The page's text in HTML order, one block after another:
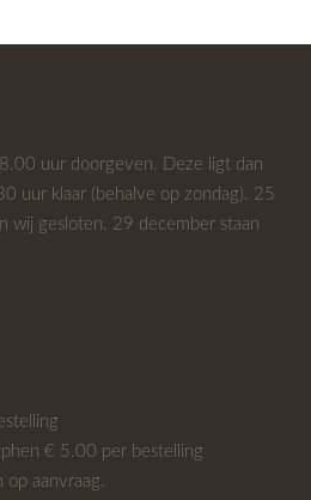
uur doorgeven. Deze ligt dan
uur klaar (behalve op zondag). 25
wij gesloten. 29 december staan
€ 5.00 per bestelling
aanvraag.